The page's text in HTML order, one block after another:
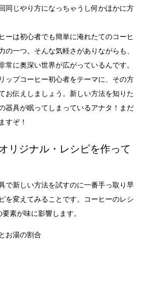
同じやり方になっちゃうし何かほかに方
ーは初心者でも簡単に淹れたてのコーヒ
の一つ。そんな気軽さがありながらも、
常に奥深い世界が広がっているんです。
ップコーヒー初心者をテーマに、その方
お伝えしましょう。新しい方法を知りた
器具が眠ってしまっているアナタ！まだ
すぞ！
リジナル・レシピを作って
で新しい方法を試すのに一番手っ取り早
を変えてみることです。コーヒーのレシ
素が味に影響します。
お湯の割合